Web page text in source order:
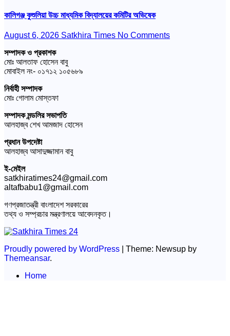
কালিগঞ্জ কুশুলিয়া উচ্চ মাধ্যমিক বিদ্যালয়ের কমিটির অভিষেক
August 6, 2026 Satkhira Times No Comments
সম্পাদক ও প্রকাশক
মোঃ আলতাফ হোসেন বাবু
মোবাইল নং- ০১৭১২ ১০৫৬৮৯
নির্বাহী সম্পাদক
মোঃ গোলাম মোস্তফা
সম্পাদক মন্ডলির সভাপতি
আলহাজ্ব শেখ আমজাদ হোসেন
প্রধান উপদেষ্টা
আলহাজ্ব আসাদুজ্জামান বাবু
ই-মেইল
satkhiratimes24@gmail.com
altafbabu1@gmail.com
গণপ্রজাতন্ত্রী বাংলাদেশ সরকারের
তথ্য ও সম্প্রচার মন্ত্রণালয়ে আবেদনকৃত।
Proudly powered by WordPress
Theme: Newsup by
Themeansar.
Home